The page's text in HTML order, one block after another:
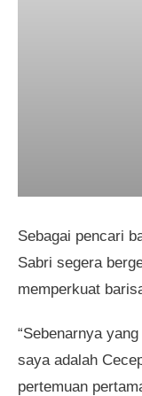
Sebagai pencari
Sabri segera
memperkuat
“Sebenarnya
saya adalah
pertemuan